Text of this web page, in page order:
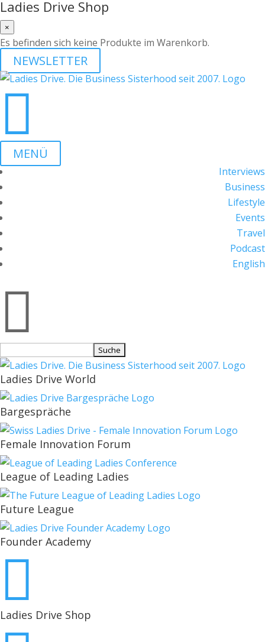
Ladies Drive Shop
×
Es befinden sich keine Produkte im Warenkorb.
NEWSLETTER

MENÜ
Interviews
Business
Lifestyle
Events
Travel
Podcast
English

nach:
Ladies Drive World
Bargespräche
Female Innovation Forum
League of Leading Ladies
Future League
Founder Academy

Ladies Drive Shop